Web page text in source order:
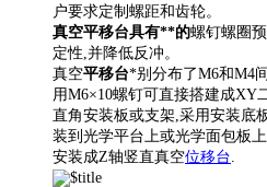
户要求定制螺距和齿轮。
真空平移台具有**的螺钉螺圈
定性,并降低反冲。
真空平移台*别分布了M6和M4
用M6×10螺钉可直接搭建成XY
直角安装板或支架,采用安装底
装到光学平台上或光学面包板
安装成Z轴竖直真空位移台